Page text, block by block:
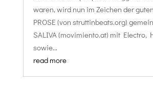
waren, wird nun im Zeichen der
PROSE (von struttinbeats.org)
SALIVA (movimiento.at) mit Electro,
sowie...
read more